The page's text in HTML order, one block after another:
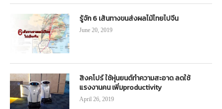
รู้จัก 6 เส้นทางขนส่งผลไม้ไทยไปจีน
June 20, 2019
สิงคโปร์ ใช้หุ่นยนต์ทำความสะอาด ลดใช้
แรงงานคน เพิ่มproductivity
April 26, 2019